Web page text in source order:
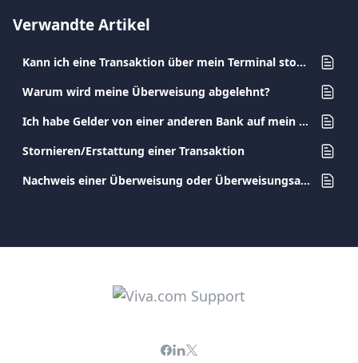
Verwandte Artikel
Kann ich eine Transaktion über mein Terminal stornieren?
Warum wird meine Überweisung abgelehnt?
Ich habe Gelder von einer anderen Bank auf mein Viva.com Account überwiesen. Wann wird der Betrag verfügbar sein?
Stornieren/Erstattung einer Transaktion
Nachweis einer Überweisung oder Überweisungsauftrag drucken